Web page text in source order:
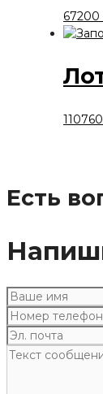
67200
110760
Есть